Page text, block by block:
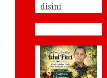
disini